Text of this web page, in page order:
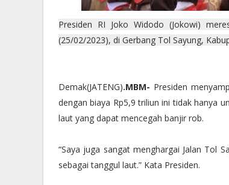
Presiden RI Joko Widodo (Jokowi)
(25/02/2023), di Gerbang Tol Sayung,
Demak(JATENG).MBM- Presiden
dengan biaya Rp5,9 triliun ini tidak hanya
laut yang dapat mencegah banjir rob.
“Saya juga sangat menghargai Jalan Tol
sebagai tanggul laut.” Kata Presiden.